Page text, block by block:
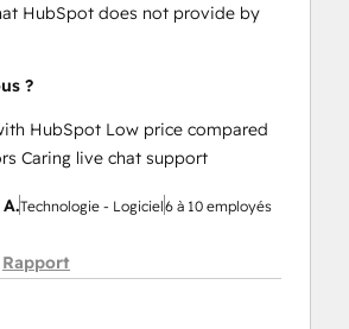
HubSpot does not provide by
?
HubSpot Low price compared
Caring live chat support
Technologie - Logiciel6 à 10 employés
Rapport